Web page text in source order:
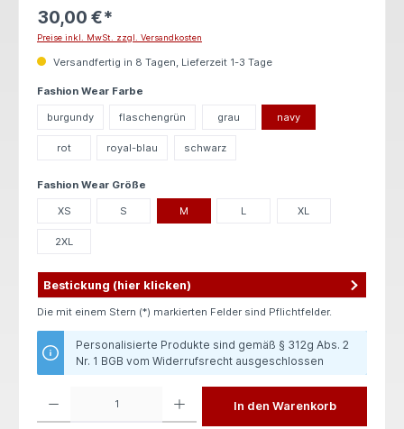
30,00 €*
Preise inkl. MwSt. zzgl. Versandkosten
Versandfertig in 8 Tagen, Lieferzeit 1-3 Tage
Fashion Wear Farbe
burgundy flaschengrün grau navy
rot royal-blau schwarz
Fashion Wear Größe
XS S M L XL
2XL
Bestickung (hier klicken)
Die mit einem Stern (*) markierten Felder sind Pflichtfelder.
Personalisierte Produkte sind gemäß § 312g Abs. 2
Nr. 1 BGB vom Widerrufsrecht ausgeschlossen
In den Warenkorb